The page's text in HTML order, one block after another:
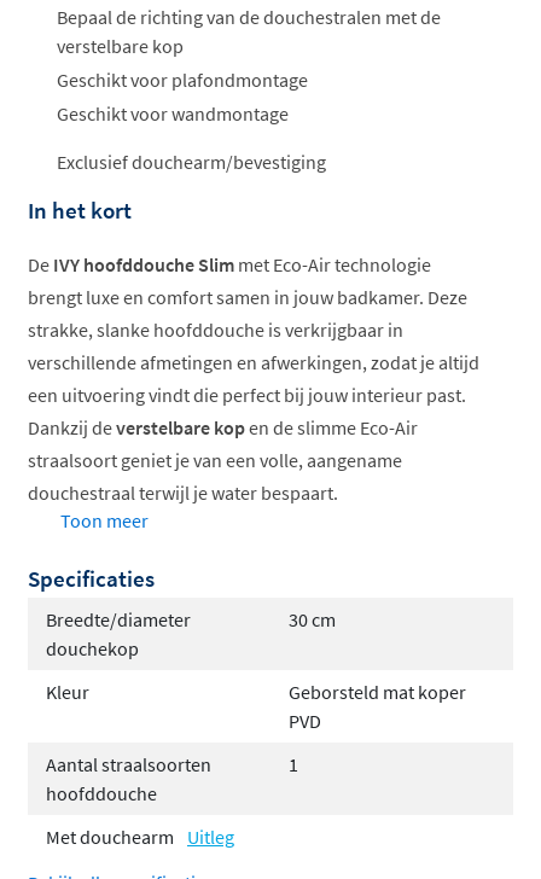
ophalen...
Bepaal de richting van de douchestralen met de
verstelbare kop
Geschikt voor plafondmontage
Geschikt voor wandmontage
Exclusief douchearm/bevestiging
In het kort
De IVY hoofddouche Slim met Eco-Air technologie
brengt luxe en comfort samen in jouw badkamer. Deze
strakke, slanke hoofddouche is verkrijgbaar in
verschillende afmetingen en afwerkingen, zodat je altijd
een uitvoering vindt die perfect bij jouw interieur past.
Dankzij deverstelbare kopen de slimme Eco-Air
straalsoort geniet je van een volle, aangename
douchestraal terwijl je water bespaart.
Eco-Air technologie voor waterbesparing
Verstelbare kop voor optimaal comfort
Slechts 2 mm dik voor strak design
Geschikt voor wand- en plafondmontage
Meerdere hoogwaardige afwerkingen beschikbaar
Eco-Air technologie: vol douche-
ervaring, minder waterverbruik
Toon meer
Specificaties
Breedte/diameter
douchekop
30 cm
Kleur
Geborsteld mat koper
PVD
Aantal straalsoorten
hoofddouche
1
Met douchearm
Uitleg